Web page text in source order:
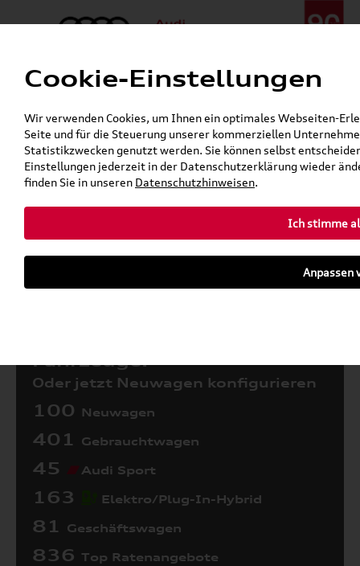
Menü
24h-Pannenhilfe:+49 (0)171 / 870 72 87
Gerade geöffnet
Verkauf:Mo. - Fr. 08:00 - 19:00 Uhr Sa. 09:00 - 13:00 Uhr
Service:Mo. - Fr. 06:00 - 20:00 Uhr Sa. 08:00 - 13:00 Uhr
Zurück zur Startseite
Fahrzeuge:
Oder jetzt Neuwagen konfigurieren
100 Neuwagen
401 Gebrauchtwagen
45 Audi Sport
163 Elektro/Plug-In-Hybrid
81 Geschäftswagen
836 Top Ratenangebote
Cookie-Einstellungen
Wir verwenden Cookies, um Ihnen ein optimales Webseiten-
Seite und für die Steuerung unserer kommerziellen
Statistikzwecken genutzt werden. Sie können selbst
Einstellungen jederzeit in der Datenschutzerklärung wieder
finden Sie in unseren Datenschutzhinweisen.
Ich stimme
Anpassen